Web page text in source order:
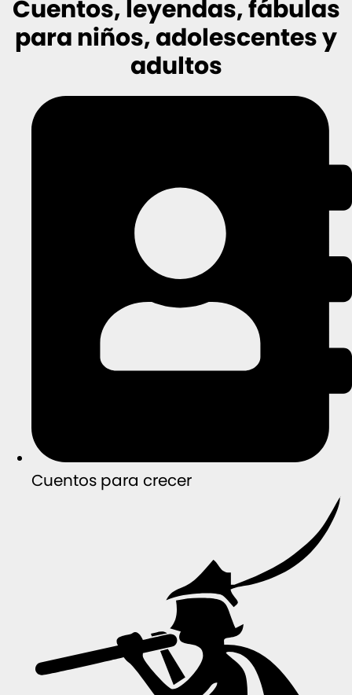
Cuentos, leyendas, fábulas
para niños, adolescentes y
adultos
Cuentos para crecer